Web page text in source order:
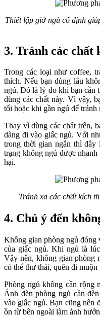
Thiết lập giờ ngủ cố định
3. Tránh các chất
Trong các loại như coffee,
thích. Nếu bạn dùng lâu
ngủ. Đó là lý do khi bạn cần
dùng các chất này. Vì vậy,
tối hoặc khi gần ngủ để tránh
Thay vì dùng các chất trên,
dàng đi vào giấc ngủ. Với
trong thời gian ngắn thì
trạng không ngủ được
hại.
Tránh xa các chất kích
4. Chú ý đến
Không gian phòng ngủ đóng
của giấc ngủ. Khi ngủ là
Vậy nên, không gian phòng
có thể thư thái, quên đi muộn
Phòng ngủ không cần rộng
Ánh đèn phòng ngủ cần
vào giấc ngủ. Bạn cũng nên
ồn từ bên ngoài làm ảnh